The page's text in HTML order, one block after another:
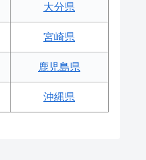
大分県
宮崎県
鹿児島県
沖縄県